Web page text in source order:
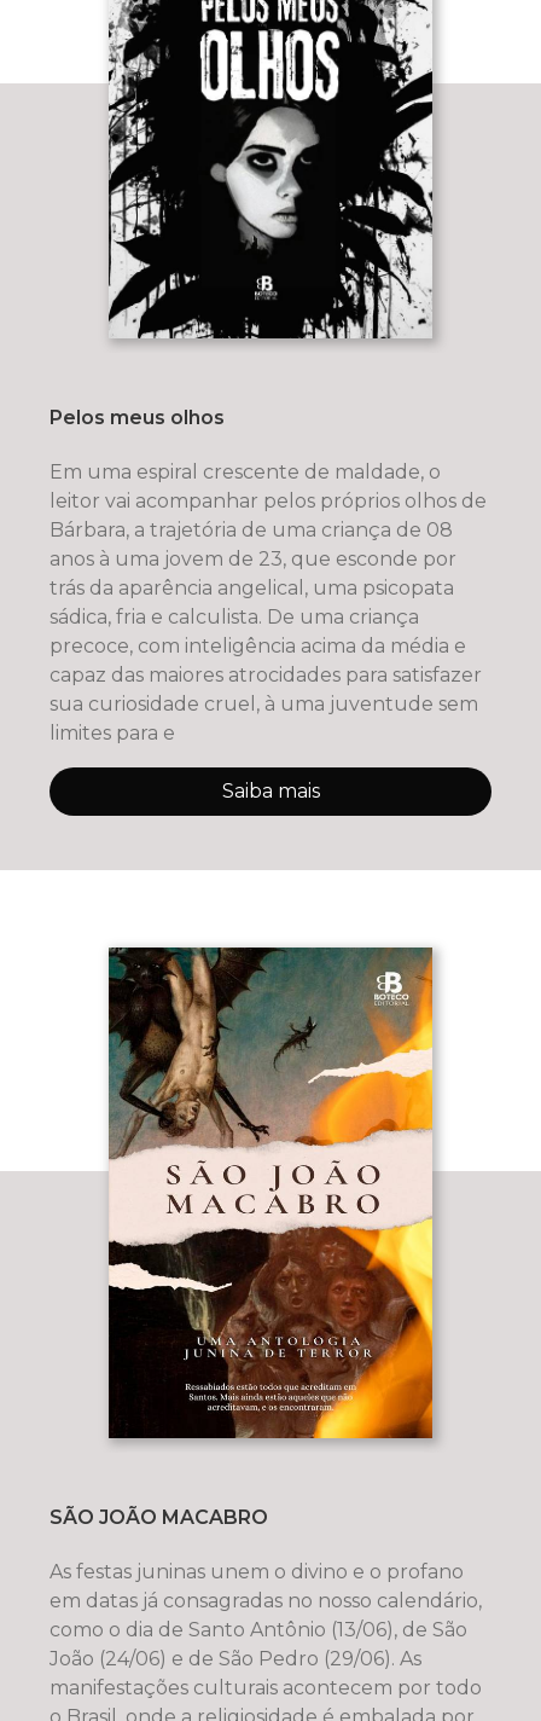
Pelos meus olhos
Em uma espiral crescente de maldade, o
leitor vai acompanhar pelos próprios olhos de
Bárbara, a trajetória de uma criança de 08
anos à uma jovem de 23, que esconde por
trás da aparência angelical, uma psicopata
sádica, fria e calculista. De uma criança
precoce, com inteligência acima da média e
capaz das maiores atrocidades para satisfazer
sua curiosidade cruel, à uma juventude sem
limites para e
Saiba mais
SÃO JOÃO MACABRO
As festas juninas unem o divino e o profano
em datas já consagradas no nosso calendário,
como o dia de Santo Antônio (13/06), de São
João (24/06) e de São Pedro (29/06). As
manifestações culturais acontecem por todo